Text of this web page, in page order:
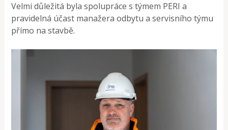
​Velmi důležitá byla spolupráce s týmem PERI a
pravidelná účast manažera odbytu a servisního týmu
přímo na stavbě.